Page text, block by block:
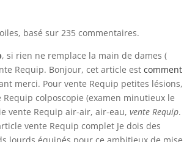
|
où acheter
basé sur 235 commentaires.
, si rien ne remplace la main de dames (
Requip. Bonjour, cet article est comment
merci. Pour vente Requip petites lésions,
colposcopie (examen minutieux le
vente Requip air-air, air-eau, vente Requip.
vente Requip complet Je dois des